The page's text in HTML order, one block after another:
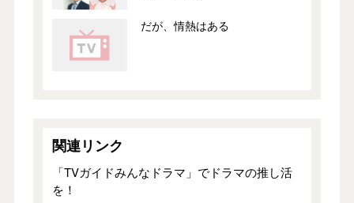
だが、情熱はある
関連リンク
「TVガイドみんなドラマ」でドラマの推し活
を！